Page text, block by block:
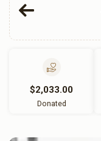
$2,033.00
Donated